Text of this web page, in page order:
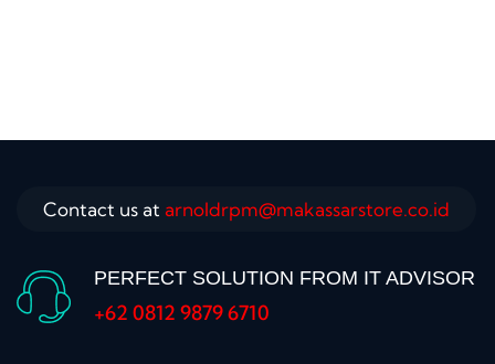
Contact us at arnoldrpm@makassarstore.co.id
PERFECT SOLUTION FROM IT ADVISOR
+62 0812 9879 6710